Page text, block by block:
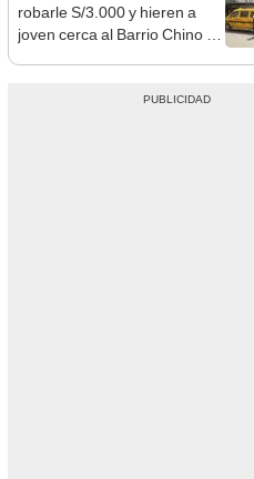
robarle S/3.000 y hieren a
joven cerca al Barrio Chino en